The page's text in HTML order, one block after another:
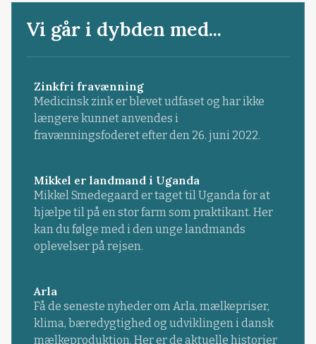
Vi går i dybden med...
Zinkfri fravænning
Medicinsk zink er blevet udfaset og har ikke
længere kunnet anvendes i
fravænningsfoderet efter den 26. juni 2022.
Mikkel er landmand i Uganda
Mikkel Smedegaard er taget til Uganda for at
hjælpe til på en stor farm som praktikant. Her
kan du følge med i den unge landmands
oplevelser på rejsen.
Arla
Få de seneste nyheder om Arla, mælkepriser,
klima, bæredygtighed og udviklingen i dansk
mælkeproduktion. Her er de aktuelle historier